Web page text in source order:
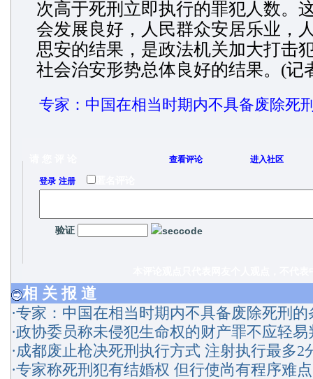
次高于死刑立即执行的罪犯人数。
会发展良好，人民群众安居乐业，
思安的结果，是政法机关加大打击
社会治安形势总体良好的结果。(记
专家：中国在相当时期内不具备废除死
查看评论 进入社区
登录/ 注册 匿名评论
验证
相 关 报 道
·专家：中国在相当时期内不具备废除死刑的
·政协委员称未侵犯生命权的财产罪不应轻易
·成都废止枪决死刑执行方式 注射执行最多2
·专家称死刑犯有结婚权 但行使尚有程序难点